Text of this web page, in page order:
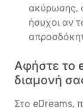
ακύρωσης,
ήσυχοι αν
Αφήστε το
διαμονή
Στο eDreams,